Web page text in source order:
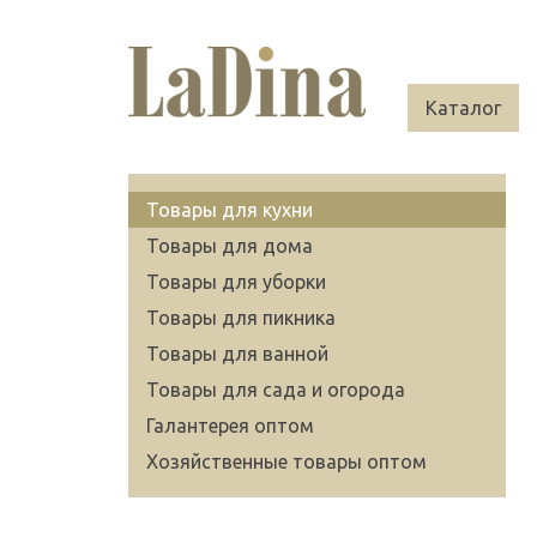
Каталог
Товары для кухни
Товары для дома
Товары для уборки
Товары для пикника
Товары для ванной
Товары для сада и огорода
Галантерея оптом
Хозяйственные товары оптом